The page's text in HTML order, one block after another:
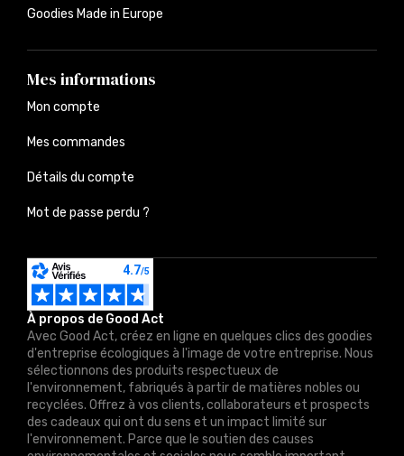
À propos de Good Act
Avec Good Act, créez en ligne en quelques clics des goodies
d'entreprise écologiques à l'image de votre entreprise. Nous
sélectionnons des produits respectueux de
l'environnement, fabriqués à partir de matières nobles ou
recyclées. Offrez à vos clients, collaborateurs et prospects
des cadeaux qui ont du sens et un impact limité sur
l'environnement. Parce que le soutien des causes
Goodies Made in Europe
Mes informations
Mon compte
Mes commandes
Détails du compte
Mot de passe perdu ?